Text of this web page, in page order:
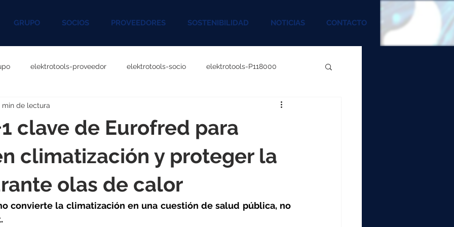
GRUPO SOCIOS PROVEEDORES SOSTENIBILIDAD NOTICIAS CONTACTO
elektrotools-proveedor elektrotools-socio elektrotools-P118000
P060000
P096000 elektrotools-P041000 elektrotools-P083000
P046000 elektrotools-P121000 elektrotools-P118000
clave de Eurofred para
climatización y proteger la
olas de calor
min de lectura
convierte la climatización en una cuestión de salud pública, no